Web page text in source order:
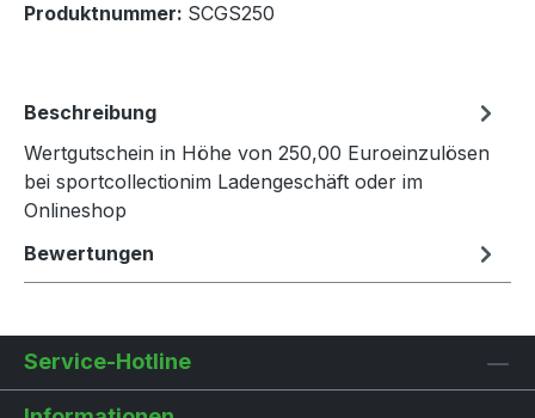
Produktnummer: SCGS250
Beschreibung
Wertgutschein in Höhe von 250,00 Euroeinzulösen
bei sportcollectionim Ladengeschäft oder im
Onlineshop
Bewertungen
Service-Hotline